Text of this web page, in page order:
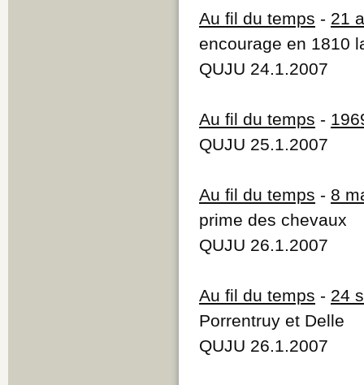
Au fil du temps - 21
encourage en 1810
QUJU 24.1.2007
Au fil du temps -
QUJU 25.1.2007
Au fil du temps - 8
prime des chevaux
QUJU 26.1.2007
Au fil du temps - 24
Porrentruy et Delle
QUJU 26.1.2007